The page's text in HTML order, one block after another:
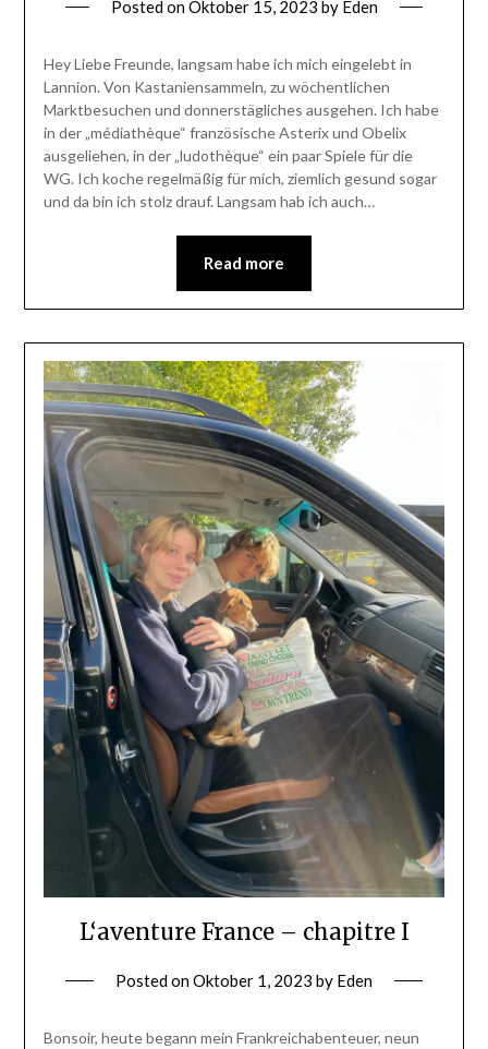
Posted onOktober 15, 2023 by Eden
Hey Liebe Freunde, langsam habe ich mich eingelebt in
Lannion. Von Kastaniensammeln, zu wöchentlichen
Marktbesuchen und donnerstägliches ausgehen. Ich habe
in der „médiathèque“ französische Asterix und Obelix
ausgeliehen, in der „ludothèque“ ein paar Spiele für die
WG. Ich koche regelmäßig für mich, ziemlich gesund sogar
und da bin ich stolz drauf. Langsam hab ich auch…
Read more
L‘aventure France – chapitre I
Posted onOktober 1, 2023 by Eden
Bonsoir, heute begann mein Frankreichabenteuer, neun